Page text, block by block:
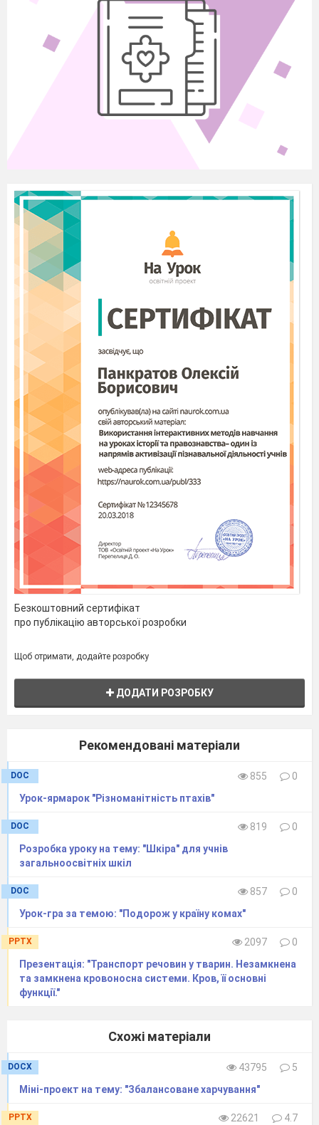
клітина.
Лабораторні роботи №1.
Вивчення структурно-
функціональної
різноманітності клітин.
Тема 3 Принципи функціонування
Обмін речовин та енергії.
Основні шляхи розщеплення
20
3
Клітинне дихання. Біохімічні
4
Фотосинтез: світлова та
темнова фаза.
22
5
Хемосинтез. Базові
процесів у клітинах та
організмах.
23
6
«Структура клітини.
Принципи функціонування
клітини.»
Тема 4. Збереження та реалізація
24
1
Гени та геноми.
25
Будова генів та основні
компоненти геномів про- та
еукаріотів.
26
3
Транскрипція. Основні типи
27
4
Генетичний код. Біосинтез
28
5
Практична робота № 2.
вправ з реплікації,
пошкоджень ДНК.
30
7
Поділ клітин: клітинний
31
Мейоз. Рекомбінація ДНК.
32
9
Статеві клітини та
33
розвитку.
«Збереження та реалізація
спадкової інформації»
Безкоштовний сертифікат
про публікацію авторської розробки
Щоб отримати, додайте розробку
ДОДАТИ РОЗРОБКУ
Рекомендовані матеріали
DOC 855
0
Урок-ярмарок "Різноманітність птахів"
DOC 819
0
Розробка уроку на тему: "Шкіра" для учнів
загальноосвітніх шкіл
DOC 857
0
Урок-гра за темою: "Подорож у країну комах"
PPTX 2097
0
Презентація: "Транспорт речовин у тварин. Незамкнена
та замкнена кровоносна системи. Кров, її основні
функції."
Схожі матеріали
DOCX 43795
5
Міні-проект на тему: "Збалансоване харчування"
PPTX 22621
4.7